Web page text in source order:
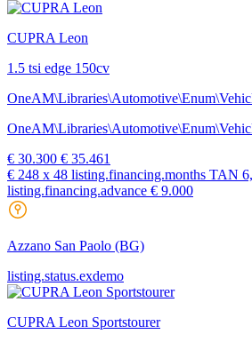
CUPRA Leon
1.5 tsi edge 150cv
€ 30.300 € 35.461
€ 248 x 48 listing.financing.months TAN
listing.financing.advance € 9.000
Azzano San Paolo (BG)
listing.status.exdemo
CUPRA Leon Sportstourer